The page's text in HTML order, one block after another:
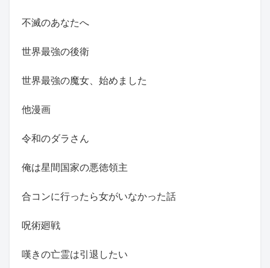
不滅のあなたへ
世界最強の後衛
世界最強の魔女、始めました
他漫画
令和のダラさん
俺は星間国家の悪徳領主
合コンに行ったら女がいなかった話
呪術廻戦
嘆きの亡霊は引退したい